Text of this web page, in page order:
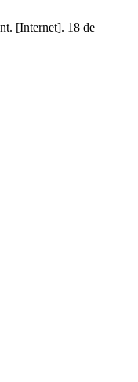
[Internet]. 18 de